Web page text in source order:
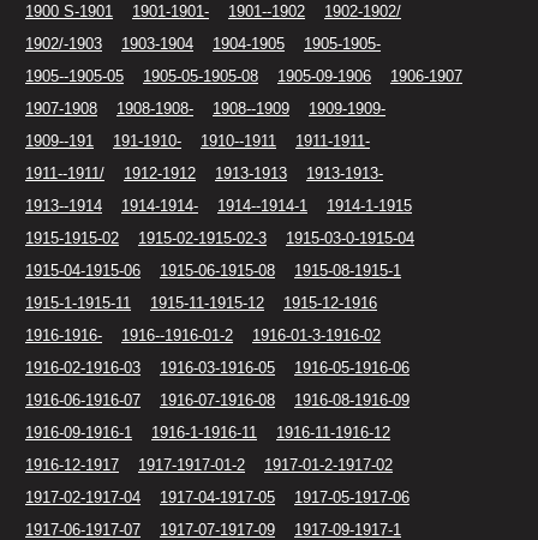
1900 S-1901
1901-1901- 1901--1902
1902-1902/
1902/-1903
1903-1904 1904-1905
1905-1905-
1905--1905-05
1905-05-1905-08 1905-09-1906
1906-1907
1907-1908
1908-1908- 1908--1909
1909-1909-
1909--191
191-1910- 1910--1911
1911-1911-
1911--1911/
1912-1912 1913-1913
1913-1913-
1913--1914
1914-1914- 1914--1914-1
1914-1-1915
1915-1915-02
1915-02-1915-02-3
1915-03-0-1915-04
1915-04-1915-06
1915-06-1915-08
1915-08-1915-1
1915-1-1915-11
1915-11-1915-12
1915-12-1916
1916-1916-
1916--1916-01-2
1916-01-3-1916-02
1916-02-1916-03
1916-03-1916-05
1916-05-1916-06
1916-06-1916-07
1916-07-1916-08
1916-08-1916-09
1916-09-1916-1
1916-1-1916-11
1916-11-1916-12
1916-12-1917
1917-1917-01-2
1917-01-2-1917-02
1917-02-1917-04
1917-04-1917-05
1917-05-1917-06
1917-06-1917-07
1917-07-1917-09
1917-09-1917-1